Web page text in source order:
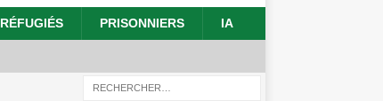
RÉFUGIÉS PRISONNIERS IA